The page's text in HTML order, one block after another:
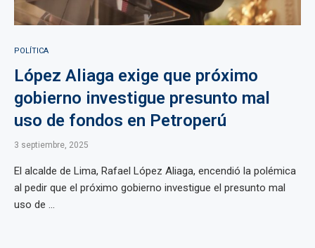
POLÍTICA
López Aliaga exige que próximo
gobierno investigue presunto mal
uso de fondos en Petroperú
3 septiembre, 2025
El alcalde de Lima, Rafael López Aliaga, encendió la polémica
al pedir que el próximo gobierno investigue el presunto mal
uso de ...